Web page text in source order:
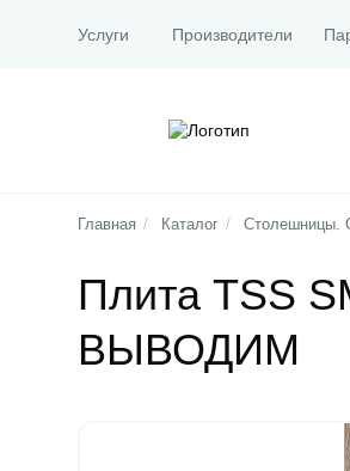
Услуги Производители
Главная / Каталог / Столешницы.
Плита TSS
ВЫВОДИМ